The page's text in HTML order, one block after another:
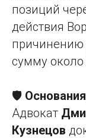
позиций
действия
причинению
сумму около
🛡️
Адвокат
Кузнецов